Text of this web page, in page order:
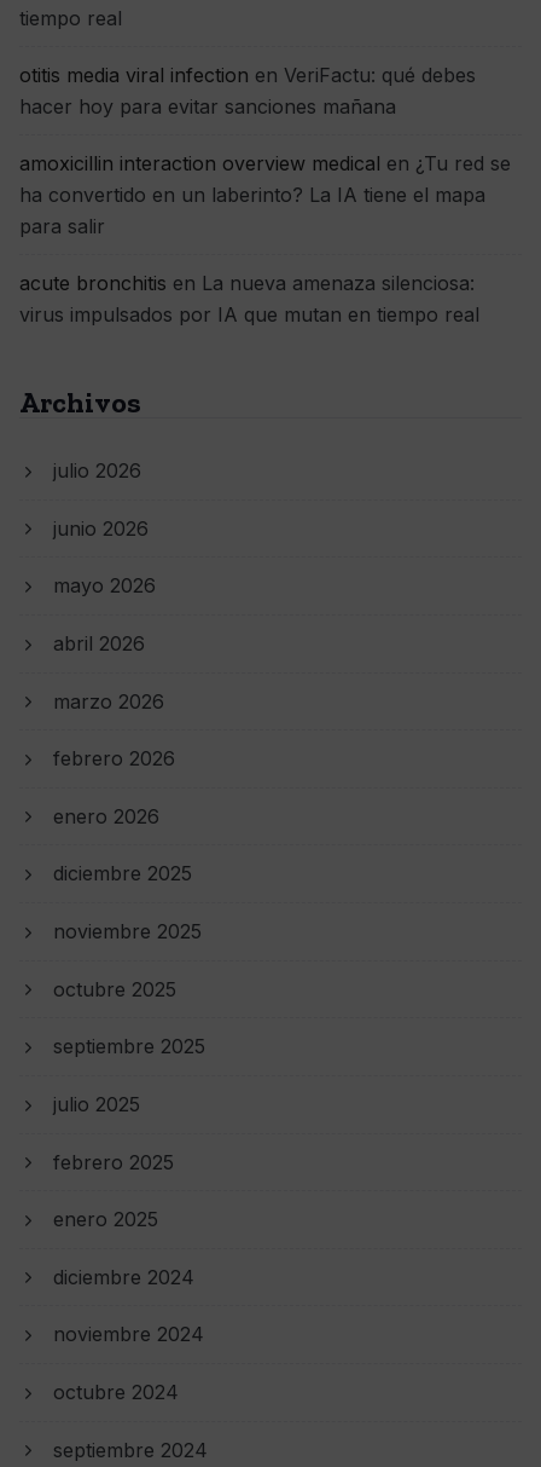
tiempo real
otitis media viral infection en VeriFactu: qué debes
hacer hoy para evitar sanciones mañana
amoxicillin interaction overview medical en ¿Tu red se
ha convertido en un laberinto? La IA tiene el mapa
para salir
acute bronchitis en La nueva amenaza silenciosa:
virus impulsados por IA que mutan en tiempo real
Archivos
julio 2026
junio 2026
mayo 2026
abril 2026
marzo 2026
febrero 2026
enero 2026
diciembre 2025
noviembre 2025
octubre 2025
septiembre 2025
julio 2025
febrero 2025
enero 2025
diciembre 2024
noviembre 2024
octubre 2024
septiembre 2024